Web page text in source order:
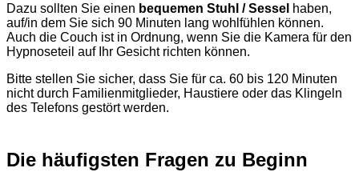
Dazu sollten Sie einen bequemen Stuhl / Sessel haben,
auf/in dem Sie sich 90 Minuten lang wohlfühlen können.
Auch die Couch ist in Ordnung, wenn Sie die Kamera für den
Hypnoseteil auf Ihr Gesicht richten können.
Bitte stellen Sie sicher, dass Sie für ca. 60 bis 120 Minuten
nicht durch Familienmitglieder, Haustiere oder das Klingeln
des Telefons gestört werden.
Die häufigsten Fragen zu Beginn